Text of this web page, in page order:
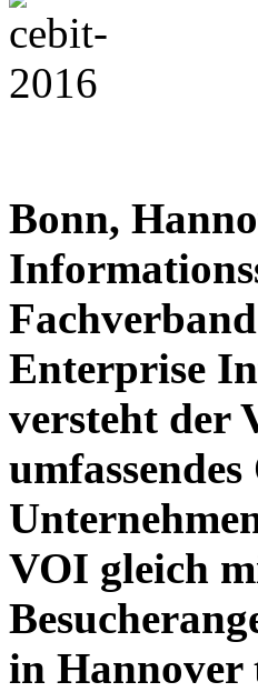
Bonn,
Enterprise
versteht der
VOI gleich
in Hannover